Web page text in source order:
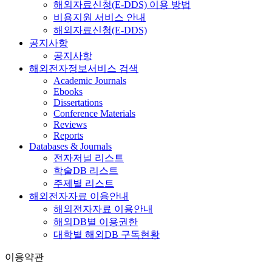
해외자료신청(E-DDS) 이용 방법
비용지원 서비스 안내
해외자료신청(E-DDS)
공지사항
공지사항
해외전자정보서비스 검색
Academic Journals
Ebooks
Dissertations
Conference Materials
Reviews
Reports
Databases & Journals
전자저널 리스트
학술DB 리스트
주제별 리스트
해외전자자료 이용안내
해외전자자료 이용안내
해외DB별 이용권한
대학별 해외DB 구독현황
이용약관